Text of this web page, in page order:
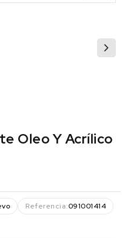
Oleo Y Acrílico
Referencia:091001414